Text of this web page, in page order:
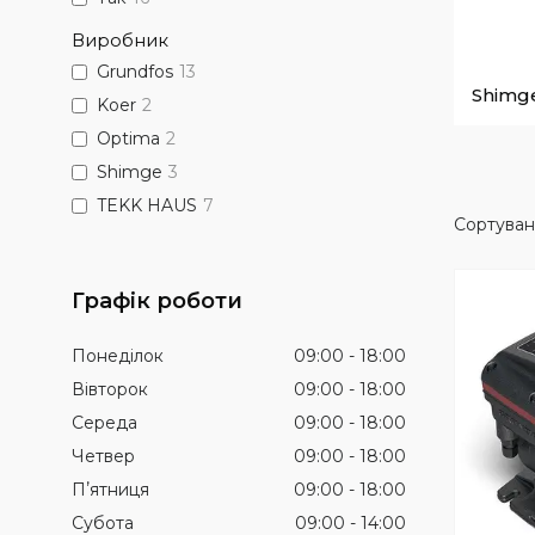
Виробник
Grundfos 13
Koer 2
Optima 2
Shimge 3
TEKK HAUS 7
Графік роботи
Понеділок 09:00
18:00
Вівторок
09:00
18:00
Середа
09:00
18:00
Четвер
09:00
18:00
Пʼятниця
09:00
18:00
Субота
09:00 14:00